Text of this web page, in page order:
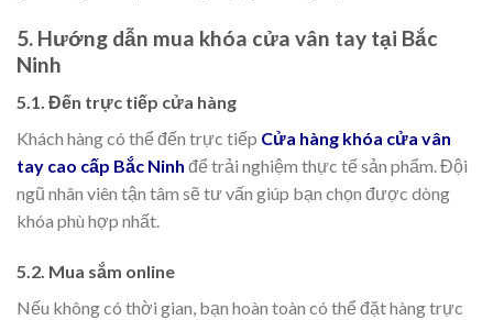
5. Hướng dẫn mua khóa cửa vân tay tại Bắc
Ninh
5.1. Đến trực tiếp cửa hàng
Khách hàng có thể đến trực tiếp Cửa hàng khóa cửa vân
tay cao cấp Bắc Ninh để trải nghiệm thực tế sản phẩm. Đội
ngũ nhân viên tận tâm sẽ tư vấn giúp bạn chọn được dòng
khóa phù hợp nhất.
5.2. Mua sắm online
Nếu không có thời gian, bạn hoàn toàn có thể đặt hàng trực